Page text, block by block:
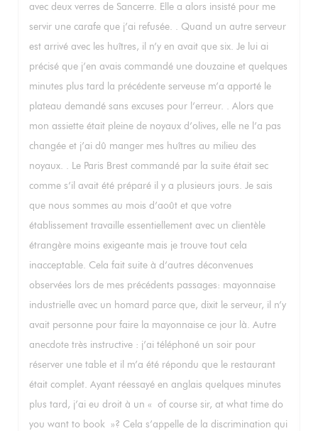
avec deux verres de Sancerre. Elle a alors insisté pour me
servir une carafe que j’ai refusée. . Quand un autre serveur
est arrivé avec les huîtres, il n’y en avait que six. Je lui ai
précisé que j’en avais commandé une douzaine et quelques
minutes plus tard la précédente serveuse m’a apporté le
plateau demandé sans excuses pour l’erreur. . Alors que
mon assiette était pleine de noyaux d’olives, elle ne l’a pas
changée et j’ai dû manger mes huîtres au milieu des
noyaux. . Le Paris Brest commandé par la suite était sec
comme s’il avait été préparé il y a plusieurs jours. Je sais
que nous sommes au mois d’août et que votre
établissement travaille essentiellement avec un clientèle
étrangère moins exigeante mais je trouve tout cela
inacceptable. Cela fait suite à d’autres déconvenues
observées lors de mes précédents passages: mayonnaise
industrielle avec un homard parce que, dixit le serveur, il n’y
avait personne pour faire la mayonnaise ce jour là. Autre
anecdote très instructive : j’ai téléphoné un soir pour
réserver une table et il m’a été répondu que le restaurant
était complet. Ayant réessayé en anglais quelques minutes
plus tard, j’ai eu droit à un « of course sir, at what time do
you want to book »? Cela s’appelle de la discrimination qui